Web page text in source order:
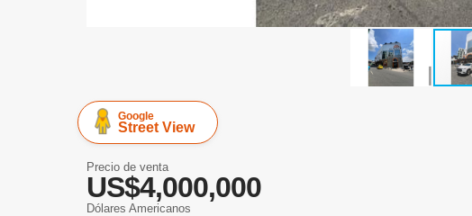
Google
Street View
Precio de venta
US$4,000,000
Dólares Americanos